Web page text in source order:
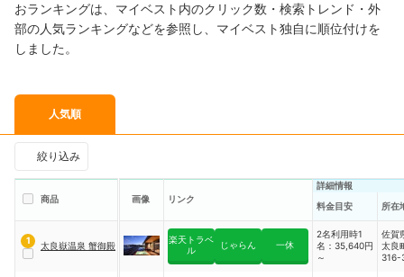
おランキングは、マイベスト内のクリック数・検索トレンド・外
部の人気ランキングなどを参照し、マイベスト独自に順位付けを
しました。
人気順
絞り込み
商品 画像 リンク
詳細情報
料金目安
所在
1 太良嶽温泉 蟹御殿
楽天トラベ
ル
じゃらん 一休
2名利用時1
名：35,640円
～
佐賀
太良
316-